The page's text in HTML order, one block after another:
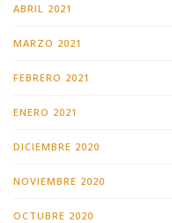
ABRIL 2021
MARZO 2021
FEBRERO 2021
ENERO 2021
DICIEMBRE 2020
NOVIEMBRE 2020
OCTUBRE 2020